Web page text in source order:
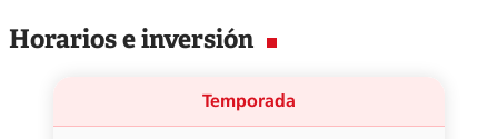
Horarios e inversión
Temporada